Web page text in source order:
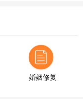
53分钟前
面咨询，已获得专属情
婚姻修复